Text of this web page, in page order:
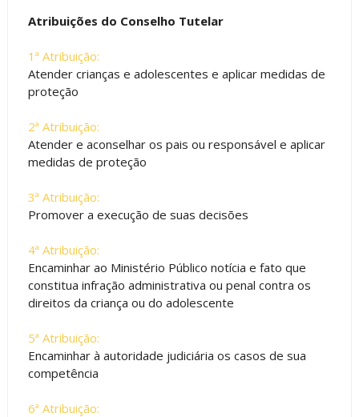
Atribuições do Conselho Tutelar
1ª Atribuição:
Atender crianças e adolescentes e aplicar medidas de
proteção
2ª Atribuição:
Atender e aconselhar os pais ou responsável e aplicar
medidas de proteção
3ª Atribuição:
Promover a execução de suas decisões
4ª Atribuição:
Encaminhar ao Ministério Público notícia e fato que
constitua infração administrativa ou penal contra os
direitos da criança ou do adolescente
5ª Atribuição:
Encaminhar à autoridade judiciária os casos de sua
competência
6ª Atribuição: